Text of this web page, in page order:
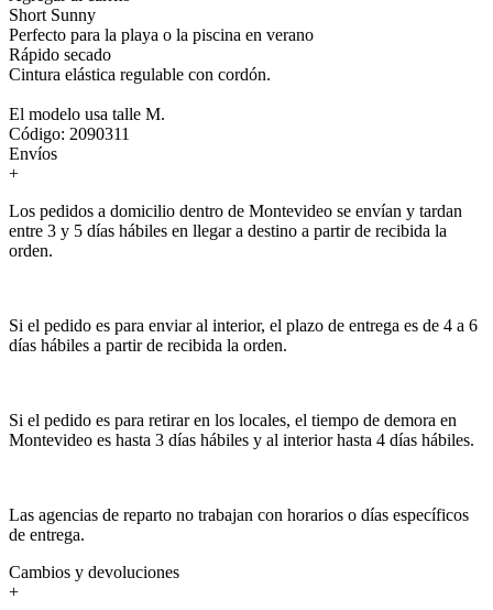
Short Sunny
Perfecto para la playa o la piscina en verano
Rápido secado
Cintura elástica regulable con cordón.
El modelo usa talle M.
Código: 2090311
Envíos
+
Los pedidos a domicilio dentro de Montevideo se envían y tardan
entre 3 y 5 días hábiles en llegar a destino a partir de recibida la
orden.
Si el pedido es para enviar al interior, el plazo de entrega es de 4 a 6
días hábiles a partir de recibida la orden.
Si el pedido es para retirar en los locales, el tiempo de demora en
Montevideo es hasta 3 días hábiles y al interior hasta 4 días hábiles.
Las agencias de reparto no trabajan con horarios o días específicos
de entrega.
Cambios y devoluciones
+